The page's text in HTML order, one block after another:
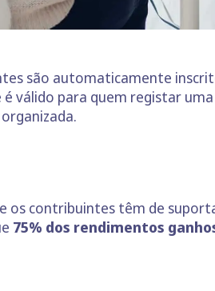
são automaticamente
válido para quem registar
os contribuintes têm de
75% dos rendimentos